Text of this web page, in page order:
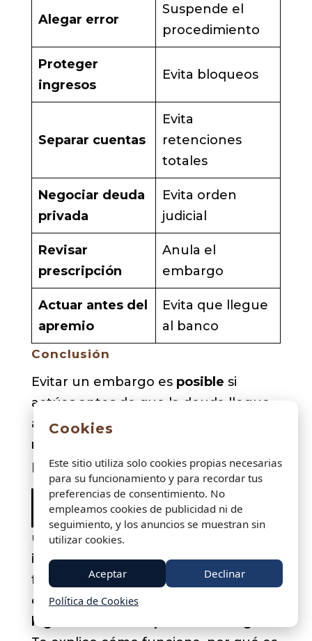
Alegar error
Suspende el
procedimiento
Proteger
ingresos
Evita bloqueos
Separar cuentas
Evita
retenciones
totales
Negociar deuda
privada
Evita orden
judicial
Revisar
prescripción
Anula el
embargo
Actuar antes del
apremio
Evita que llegue
al banco
Conclusión
Evitar un embargo es posible si
actúas antes de que la deuda llegue
a fase ejecutiva. La clave es
rápido
proteger el dinero inembargable.
Usar una cuenta separada para
ingresos protegidos
usaruna cuenta separada para
ingresos protegidoses una de las
formas más eficaces de
evitar que un
embargo bloquee dinero que
legalmente NO se puede embargar
Cookies
Este sitio utiliza solo cookies propias necesarias
para su funcionamiento y para recordar tus
preferencias de consentimiento. No
empleamos cookies de publicidad ni de
seguimiento, y los anuncios se muestran sin
utilizar cookies.
Aceptar Declinar
Política de Cookies